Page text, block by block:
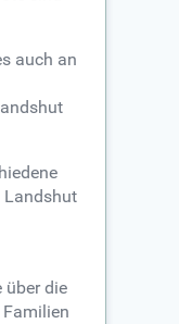
auch an
Landshut
über die